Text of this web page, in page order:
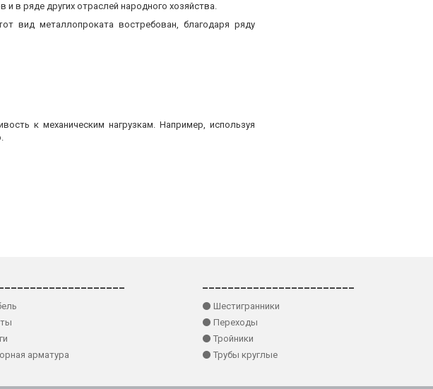
в ряде других отраслей народного хозяйства.
вид металлопроката востребован, благодаря ряду
к механическим нагрузкам. Например, используя
арматура
⚫ Шестигранники
⚫ Переходы
⚫ Тройники
⚫ Трубы круглые